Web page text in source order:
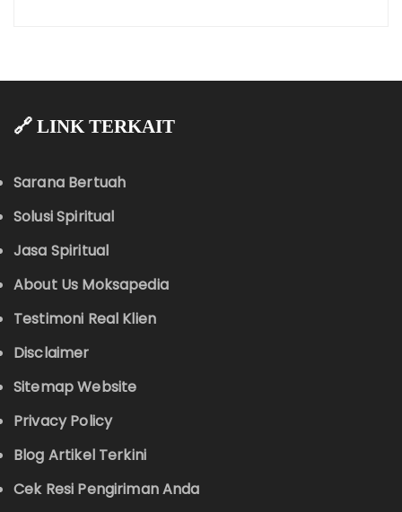
🔗 LINK TERKAIT
Sarana Bertuah
Solusi Spiritual
Jasa Spiritual
About Us Moksapedia
Testimoni Real Klien
Disclaimer
Sitemap Website
Privacy Policy
Blog Artikel Terkini
Cek Resi Pengiriman Anda